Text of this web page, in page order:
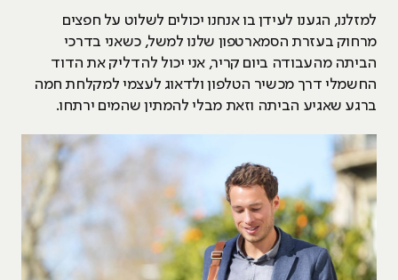
למזלנו, הגענו לעידן בו אנחנו יכולים לשלוט על חפצים
מרחוק בעזרת הסמארטפון שלנו למשל, כשאני בדרכי
הביתה מהעבודה ביום קריר, אני יכול להדליק את הדוד
החשמלי דרך מכשיר הטלפון ולדאוג לעצמי למקלחת חמה
ברגע שאגיע הביתה וזאת מבלי להמתין שהמים ירתחו.